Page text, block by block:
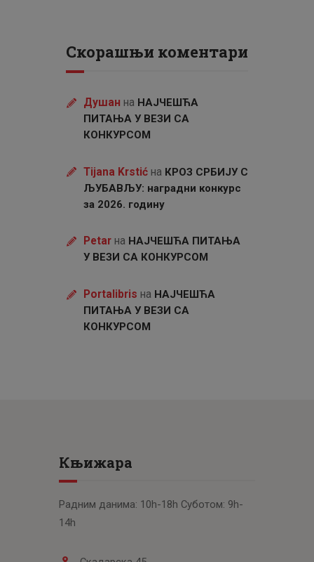
Скорашњи коментари
Душан на НАЈЧЕШЋА
ПИТАЊА У ВЕЗИ СА
КОНКУРСОМ
Tijana Krstićна КРОЗ СРБИЈУ С
ЉУБАВЉУ: наградни конкурс
за 2026. годину
Petarна НАЈЧЕШЋА ПИТАЊА
У ВЕЗИ СА КОНКУРСОМ
Portalibris на НАЈЧЕШЋА
ПИТАЊА У ВЕЗИ СА
КОНКУРСОМ
Књижара
Радним данима: 10h-18h Суботом: 9h-
14h